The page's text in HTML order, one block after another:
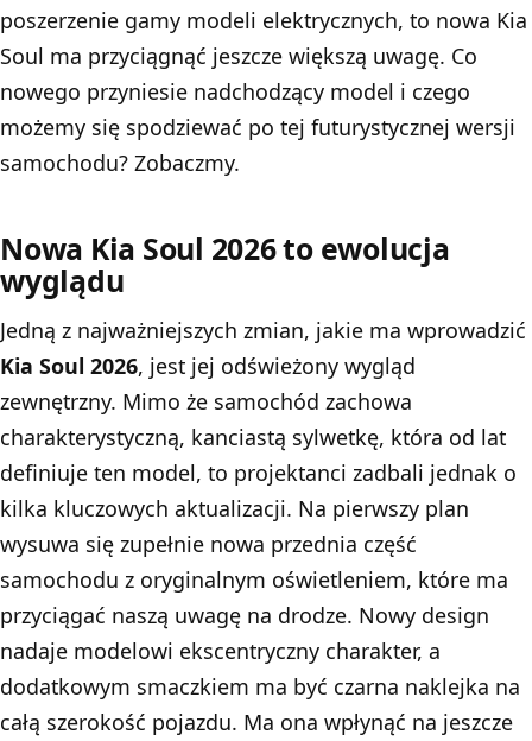
poszerzenie gamy modeli elektrycznych, to nowa Kia
Soul ma przyciągnąć jeszcze większą uwagę. Co
nowego przyniesie nadchodzący model i czego
możemy się spodziewać po tej futurystycznej wersji
samochodu? Zobaczmy.
Nowa Kia Soul 2026 to ewolucja
wyglądu
Jedną z najważniejszych zmian, jakie ma wprowadzić
Kia Soul 2026, jest jej odświeżony wygląd
zewnętrzny. Mimo że samochód zachowa
charakterystyczną, kanciastą sylwetkę, która od lat
definiuje ten model, to projektanci zadbali jednak o
kilka kluczowych aktualizacji. Na pierwszy plan
wysuwa się zupełnie nowa przednia część
samochodu z oryginalnym oświetleniem, które ma
przyciągać naszą uwagę na drodze. Nowy design
nadaje modelowi ekscentryczny charakter, a
dodatkowym smaczkiem ma być czarna naklejka na
całą szerokość pojazdu. Ma ona wpłynąć na jeszcze